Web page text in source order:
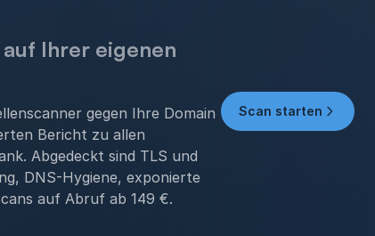
Ihrer eigenen
gegen Ihre Domain
Bericht zu allen
Abgedeckt sind TLS und
DNS-Hygiene, exponierte
auf Abruf ab 149 €.
Scan starten